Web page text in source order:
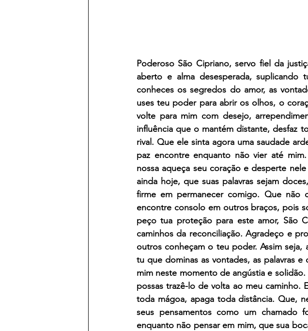
Poderoso São Cipriano, servo fiel da
aberto e alma desesperada,
conheces os segredos do amor, as
uses teu poder para abrir os olhos, o
volte para mim com desejo,
influência que o mantém distante, desfaz
rival. Que ele sinta agora uma saudade
paz encontre enquanto não vier até
nossa aqueça seu coração e desperte
ainda hoje, que suas palavras sejam
firme em permanecer comigo. Que não
encontre consolo em outros braços, pois
peço tua proteção para este amor, São
caminhos da reconciliação. Agradeço e
outros conheçam o teu poder. Assim seja,
tu que dominas as vontades, as palavras
mim neste momento de angústia e
possas trazê-lo de volta ao meu
toda mágoa, apaga toda distância. Que,
seus pensamentos como um chamado
enquanto não pensar em mim, que sua